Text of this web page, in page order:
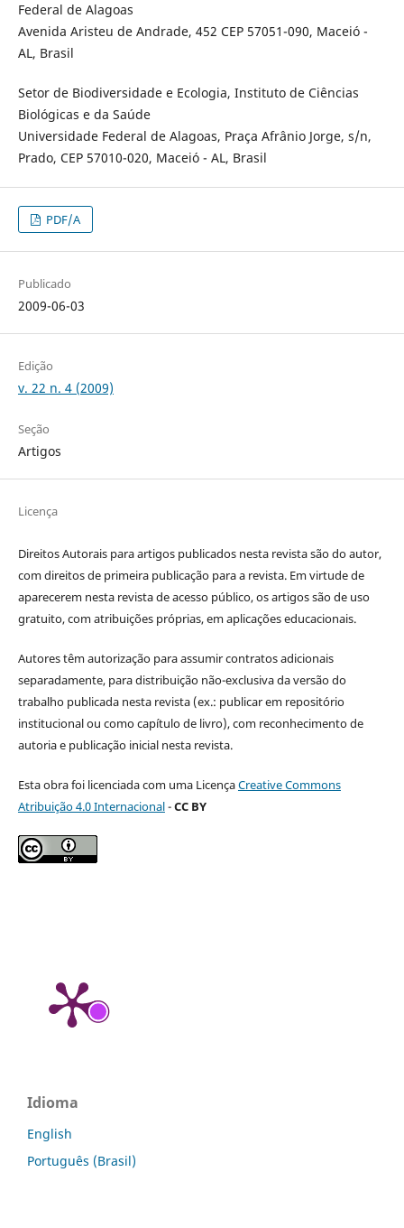
Federal de Alagoas
Avenida Aristeu de Andrade, 452 CEP 57051-090, Maceió -
AL, Brasil
Setor de Biodiversidade e Ecologia, Instituto de Ciências
Biológicas e da Saúde
Universidade Federal de Alagoas, Praça Afrânio Jorge, s/n,
Prado, CEP 57010-020, Maceió - AL, Brasil
PDF/A
Publicado
2009-06-03
Edição
v. 22 n. 4 (2009)
Seção
Artigos
Licença
Direitos Autorais para artigos publicados nesta revista são do autor,
com direitos de primeira publicação para a revista. Em virtude de
aparecerem nesta revista de acesso público, os artigos são de uso
gratuito, com atribuições próprias, em aplicações educacionais.
Autores têm autorização para assumir contratos adicionais
separadamente, para distribuição não-exclusiva da versão do
trabalho publicada nesta revista (ex.: publicar em repositório
institucional ou como capítulo de livro), com reconhecimento de
autoria e publicação inicial nesta revista.
Esta obra foi licenciada com uma LicençaCreative Commons
Atribuição 4.0 Internacional-CC BY
Idioma
English
Português (Brasil)